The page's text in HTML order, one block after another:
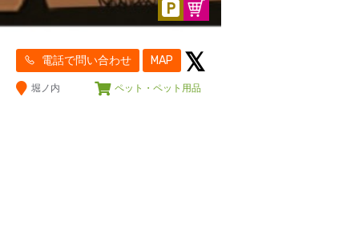
電話で問い合わせ MAP
堀ノ内 ペット・ペット用品